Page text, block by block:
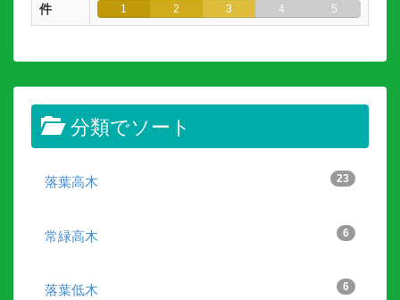
件
1 2 3 4 5
分類でソート
23
落葉高木
6
常緑高木
6
落葉低木